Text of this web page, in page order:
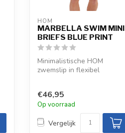
HOM
MARBELLA SWIM MINI
BRIEFS BLUE PRINT
Minimalistische HOM
zwemslip in flexibel
€46,95
Op voorraad
Vergelijk